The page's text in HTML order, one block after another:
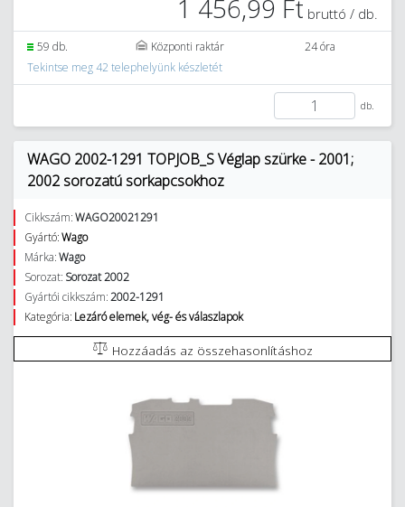
1 456,99 Ft bruttó / db.
59 db. Központi raktár
24 óra
Tekintse meg 42 telephelyünk készletét
db.
WAGO 2002-1291 TOPJOB_S Véglap szürke - 2001;
2002 sorozatú sorkapcsokhoz
Cikkszám:WAGO20021291
Gyártó:Wago
Márka:Wago
Sorozat: Sorozat 2002
Gyártói cikkszám:2002-1291
Kategória: Lezáró elemek, vég- és válaszlapok
Hozzáadás az összehasonlításhoz